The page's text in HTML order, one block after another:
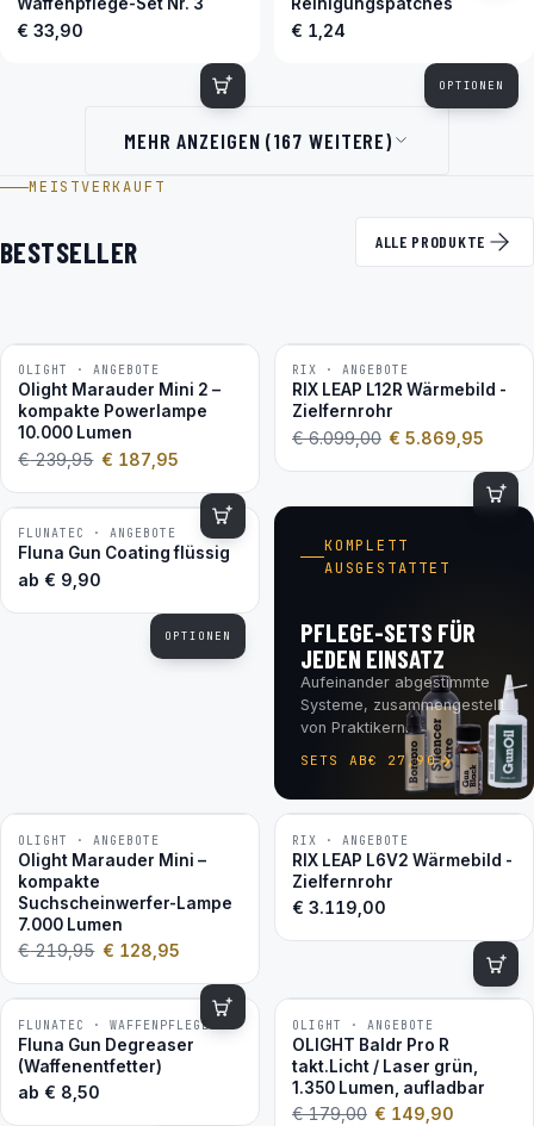
€ 33,90 € 1,24
OPTIONEN
MEHR ANZEIGEN (167 WEITERE)
MEISTVERKAUFT
BESTSELLER ALLE PRODUKTE
−22 %
OLIGHT · ANGEBOTE
Olight Marauder Mini 2 –
kompakte Powerlampe
10.000 Lumen
€239,95 € 187,95
−4 %
RIX · ANGEBOTE
RIX LEAP L12R Wärmebild -
Zielfernrohr
€6.099,00 € 5.869,95
BESTSELLER
FLUNATEC · ANGEBOTE
Fluna Gun Coating flüssig
ab € 9,90
OPTIONEN
KOMPLETT
AUSGESTATTET
PFLEGE-SETS FÜR
JEDEN EINSATZ
Aufeinander abgestimmte
Systeme, zusammengestellt
von Praktikern.
SETS AB€ 27,90
−41 %
OLIGHT · ANGEBOTE
Olight Marauder Mini –
kompakte
Suchscheinwerfer-Lampe
7.000 Lumen
€219,95 € 128,95
RIX · ANGEBOTE
RIX LEAP L6V2 Wärmebild -
Zielfernrohr
€ 3.119,00
BESTSELLER
FLUNATEC · WAFFENPFLEGE
Fluna Gun Degreaser
(Waffenentfetter)
ab € 8,50
−16 %
OLIGHT · ANGEBOTE
OLIGHT Baldr Pro R
takt.Licht / Laser grün,
1.350 Lumen, aufladbar
€179,00 € 149,90